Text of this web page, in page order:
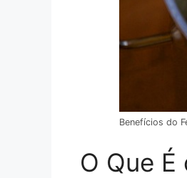
Benefícios do
O Que